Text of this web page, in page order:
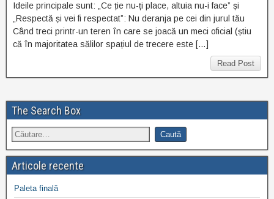
Ideile principale sunt: „Ce ție nu-ți place, altuia nu-i face” și
„Respectă și vei fi respectat”: Nu deranja pe cei din jurul tău
Când treci printr-un teren în care se joacă un meci oficial (știu
că în majoritatea sălilor spațiul de trecere este […]
Read Post
The Search Box
Articole recente
Paleta finală